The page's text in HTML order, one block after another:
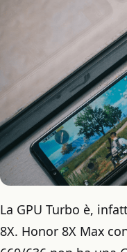
La GPU Turbo è,
8X. Honor 8X Max